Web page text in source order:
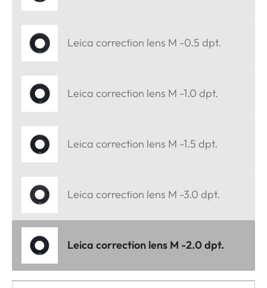
Leica correction lens M -0.5 dpt.
Leica correction lens M -1.0 dpt.
Leica correction lens M -1.5 dpt.
Leica correction lens M -3.0 dpt.
Leica correction lens M -2.0 dpt.